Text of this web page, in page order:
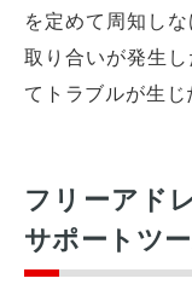
を定めて周知し
取り合いが発生
てトラブルが生じ
フリーアド
サポートツ